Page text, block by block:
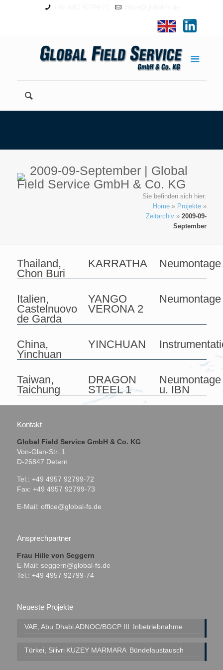
2009-09-September | Global
Field Service GmbH & Co. KG
Sie befinden sich hier:
Home» Projekte»
Zeitarchiv» 2009-09-
September
Thailand,
Chon Buri
KARRATHA Neumontage
Italien,
Castelnuovo
de Garda
YANGO
VERONA 2
Neumontage
China,
Yinchuan
YINCHUAN
Taiwan,
Taichung
DRAGON
STEEL 1
Neumontage
u. IBN
Kontakt
Global Field Service GmbH & Co. KG
Von-Glan-Str. 1
D-26847 Detern
Tel.: +49 4957 92799-72
Fax: +49 4957 92799-73
E-Mail: office@global-fs.de
Ansprechpartner
Frau Hille von Seggern
E-Mail: seggern@global-fs.de
Tel.: +49 4957 92799-74
Neueste Projekte
VAE, Abu Dhabi ADNOC/BGCP III Inbetriebnahme
Türkei, Silivri KUZEY MARMARA Bündelaustausch